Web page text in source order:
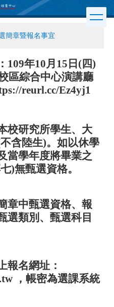
簡章暨報名事宜
109年10月15日(四)
區綜合中心演講廳
reurl.cc/Ez4yj1
校研究所學生、大
含陸生)。如以休學
當學年度將畢業之
)無甄選資格。
章中甄選資格、報
選類別、甄選科目
報名網址：
，帳密為選課系統